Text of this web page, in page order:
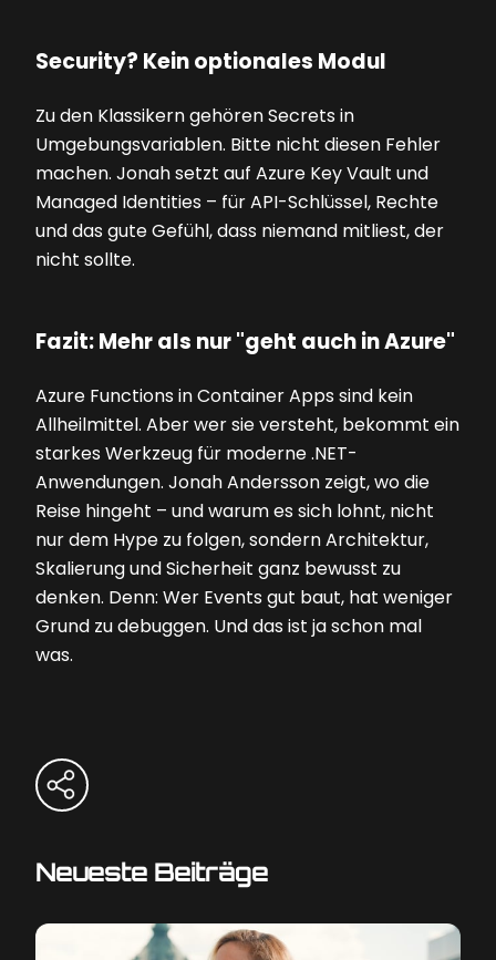
Security? Kein optionales Modul
Zu den Klassikern gehören Secrets in
Umgebungsvariablen. Bitte nicht diesen Fehler
machen. Jonah setzt auf Azure Key Vault und
Managed Identities – für API-Schlüssel, Rechte
und das gute Gefühl, dass niemand mitliest, der
nicht sollte.
Fazit: Mehr als nur "geht auch in Azure"
Azure Functions in Container Apps sind kein
Allheilmittel. Aber wer sie versteht, bekommt ein
starkes Werkzeug für moderne .NET-
Anwendungen. Jonah Andersson zeigt, wo die
Reise hingeht – und warum es sich lohnt, nicht
nur dem Hype zu folgen, sondern Architektur,
Skalierung und Sicherheit ganz bewusst zu
denken. Denn: Wer Events gut baut, hat weniger
Grund zu debuggen. Und das ist ja schon mal
was.
Neueste Beiträge